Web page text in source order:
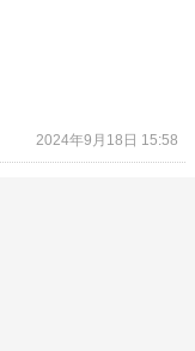
2024年9月18日 15:58